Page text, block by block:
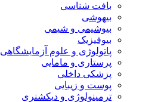
بافت شناسی
بیهوشی
بیوشیمی و شیمی
بیوفیزیک
پاتولوژی و علوم آزمایشگاهی
پرستاری و مامایی
پزشکی داخلی
پوست و زیبایی
ترمینولوژی و دیکشنری